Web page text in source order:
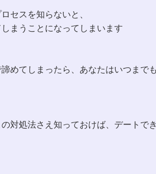
セスを知らないと、
まうことになってしまいます
諦めてしまったら、あなたはいつまで
対処法さえ知っておけば、デートで